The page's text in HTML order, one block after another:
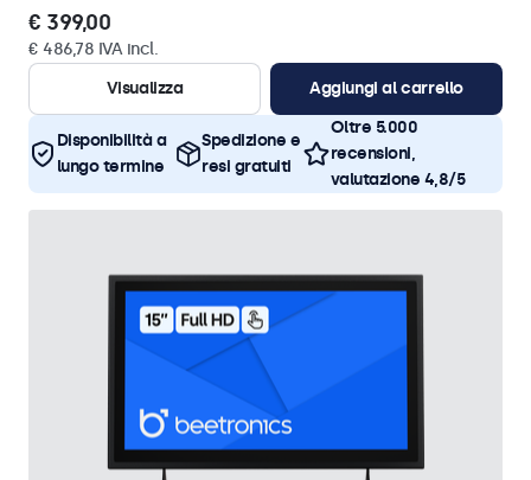
€ 399,00
€ 486,78 IVA incl.
Visualizza
Aggiungi al carrello
Disponibilità a
lungo termine
Spedizione e
resi gratuiti
Oltre 5.000
recensioni,
valutazione 4,8/5